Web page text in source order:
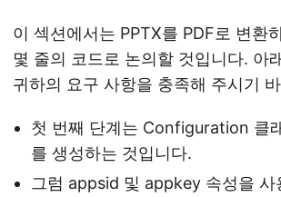
이 섹션에서는 PPTX를 PDF로 변환
몇 줄의 코드로 논의할 것입니다. 아
귀하의 요구 사항을 충족해 주시기
첫 번째 단계는 Configuration 클
를 생성하는 것입니다.
그럼 appsid 및 appkey 속성을 사